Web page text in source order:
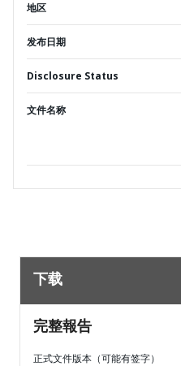
地区
发布日期
Disclosure Status
文件名称
下载
完整報告
正式文件版本（可能有签字）